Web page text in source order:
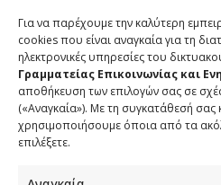
Για να παρέχουμε την καλύτερη
cookies που είναι αναγκαία για τη
ηλεκτρονικές υπηρεσίες του
Γραμματείας Επικοινωνίας και
αποθήκευση των επιλογών σας σε
(«Αναγκαία»). Με τη συγκατάθεσή σας
χρησιμοποιήσουμε όποια από τα
επιλέξετε.
ΕΠΙΚΟΙΝΩΝΙΑ
Φραγκούδη 11 &